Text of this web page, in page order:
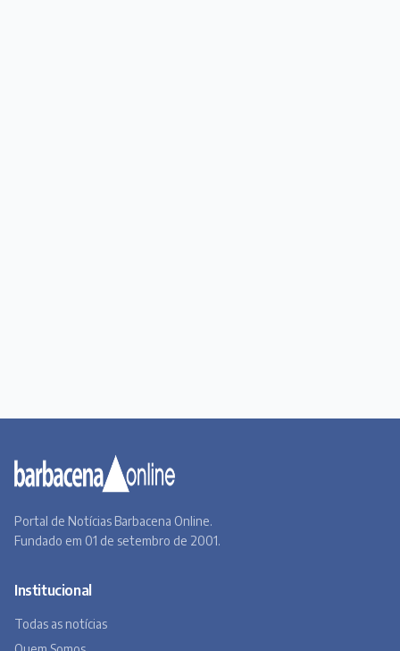
Contato
Acervo Online
Barbacena, um lugar a Beira do Caminho
Museu Virtual